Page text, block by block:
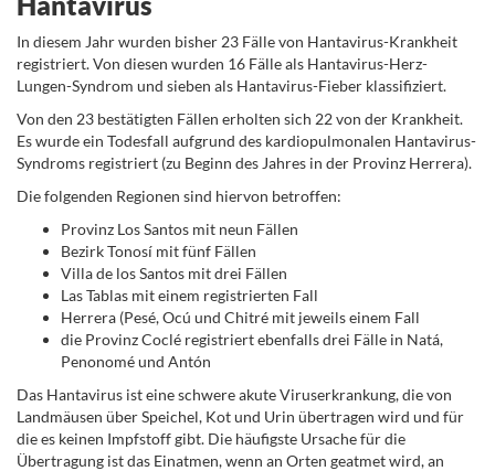
In diesem Jahr wurden bisher 23 Fälle von Hantavirus-Krankheit
registriert. Von diesen wurden 16 Fälle als Hantavirus-Herz-
Lungen-Syndrom und sieben als Hantavirus-Fieber klassifiziert.
Von den 23 bestätigten Fällen erholten sich 22 von der Krankheit.
Es wurde ein Todesfall aufgrund des kardiopulmonalen Hantavirus-
Syndroms registriert (zu Beginn des Jahres in der Provinz Herrera).
Die folgenden Regionen sind hiervon betroffen:
Provinz Los Santos mit neun Fällen
Bezirk Tonosí mit fünf Fällen
Villa de los Santos mit drei Fällen
Las Tablas mit einem registrierten Fall
Herrera (Pesé, Ocú und Chitré mit jeweils einem Fall
die Provinz Coclé registriert ebenfalls drei Fälle in Natá,
Penonomé und Antón
Das Hantavirus ist eine schwere akute Viruserkrankung, die von
Landmäusen über Speichel, Kot und Urin übertragen wird und für
die es keinen Impfstoff gibt. Die häufigste Ursache für die
Übertragung ist das Einatmen, wenn an Orten geatmet wird, an